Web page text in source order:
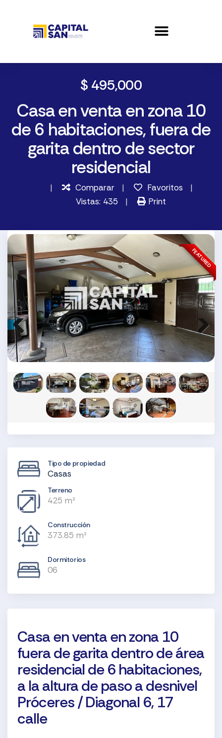
$ 495,000
Casa en venta en zona 10
de 6 habitaciones, fuera de
garita dentro de sector
residencial
Comparar
Favoritos
Vistas: 435
Print
FEATURED
Tipo de propiedad
Casas
Terreno
425 m²
Construcción
373.85 m²
Dormitorios
06
Casa en venta en zona 10
fuera de garita dentro de área
residencial de 6 habitaciones,
a la altura de paso a desnivel
Próceres / Diagonal 6, 17
calle